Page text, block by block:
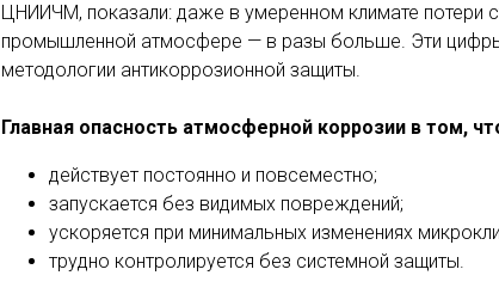
ЦНИИЧМ, показали: даже в умеренном климате потери
промышленной атмосфере — в разы больше. Эти
методологии антикоррозионной защиты.
Главная опасность атмосферной коррозии в том,
действует постоянно и повсеместно;
запускается без видимых повреждений;
ускоряется при минимальных изменениях
трудно контролируется без системной защиты.